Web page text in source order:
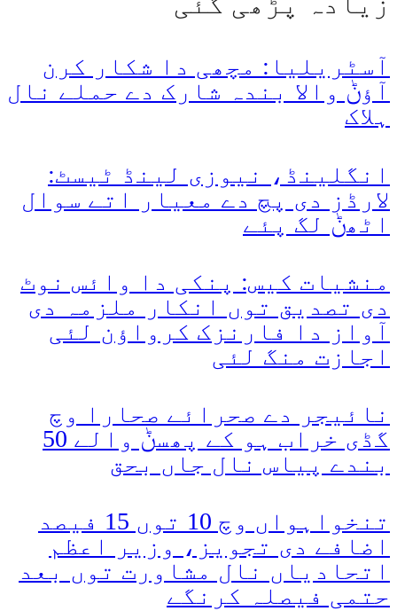
آسٹریلیا: مچھی دا شکار کرن
آؤݨ والا بندہ شارک دے حملے نال
ہلاک
انگلینڈ، نیوزی لینڈ ٹیسٹ:
لارڈز دی پچ دے معیار اتے سوال
اٹھݨ لگ پئے
منشیات کیس: پنکی دا وائس نوٹ
دی تصدیق توں انکار ملزمہ دی
آواز دا فارنزک کرواؤن لئی
اجازت منگ لئی
نائیجر دے صحرائے صحارا وچ
گڈی خراب ہو کے پھسݨ والے 50
بندے پیاس نال جاں بحق
تنخواہواں وچ 10 توں 15 فیصد
اضافے دی تجویز، وزیر اعظم
اتحادیاں نال مشاورت توں بعد
حتمی فیصلہ کرنگے